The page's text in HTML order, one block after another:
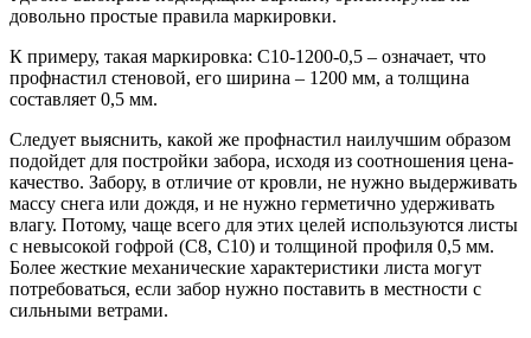
довольно простые правила маркировки.
К примеру, такая маркировка: С10-1200-0,5 – означает, что
профнастил стеновой, его ширина – 1200 мм, а толщина
составляет 0,5 мм.
Следует выяснить, какой же профнастил наилучшим образом
подойдет для постройки забора, исходя из соотношения цена-
качество. Забору, в отличие от кровли, не нужно выдерживать
массу снега или дождя, и не нужно герметично удерживать
влагу. Потому, чаще всего для этих целей используются листы
с невысокой гофрой (С8, С10) и толщиной профиля 0,5 мм.
Более жесткие механические характеристики листа могут
потребоваться, если забор нужно поставить в местности с
сильными ветрами.